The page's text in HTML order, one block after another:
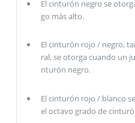
El cinturón negro se
go más alto.
El cinturón rojo / negro,
ral, se otorga cuando un
nturón negro.
El cinturón rojo / blanco
el octavo grado de